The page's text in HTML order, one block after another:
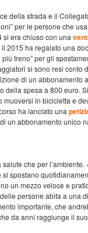
della strada e il
per le persone che
era chiuso con una
2015 ha regalato una
treno” per gli
si sono resi conto
di un abbonamento
della spesa a 800 euro.
in bicicletta e
ha lanciato una
un abbonamento unico
che per
spostano
un mezzo veloce e
persone abita a una
importante, che
da anni raggiunge il